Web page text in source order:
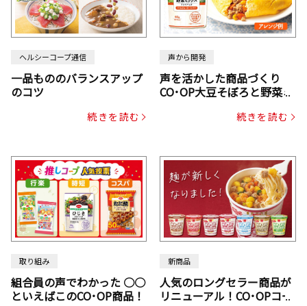
ヘルシーコープ通信
一品もののバランスアップ
のコツ
続きを読む
声から開発
声を活かした商品づくり
CO･OP大豆そぼろと野菜ミ
じん・コーン入り）続きを読む
取り組み
組合員の声でわかった ○○
といえばこのCO･OP商品！
新商品
人気のロングセラー商品が
リニューアル！CO･OPコー